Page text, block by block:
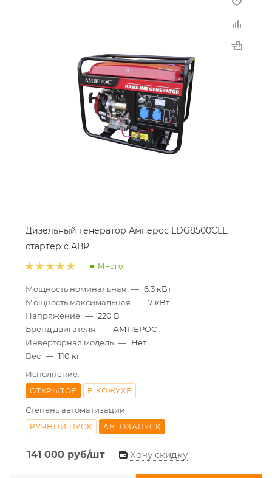
Дизельный генератор Амперос LDG8500CLE
стартер с АВР
Много
Мощность номинальная — 6.3 кВт
Мощность максимальная — 7 кВт
Напряжение — 220 В
Бренд двигателя — АМПЕРОС
Инверторная модель — Нет
Вес — 110 кг
Исполнение:
ОТКРЫТОЕ В КОЖУХЕ
Степень автоматизации:
РУЧНОЙ ПУСК АВТОЗАПУСК
141 000 руб/шт Хочу скидку